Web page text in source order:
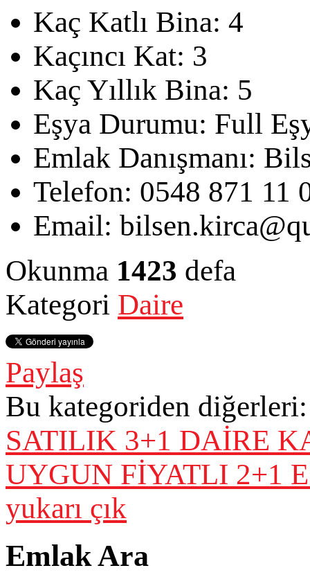
Kaç Katlı Bina: 4
Kaçıncı Kat: 3
Kaç Yıllık Bina: 5
Eşya Durumu: Full
Emlak Danışmanı:
Telefon: 0548 871 11
Email:
Okunma 1423 defa
Kategori Daire
Paylaş
Bu kategoriden diğerleri:
SATILIK 3+1 DAİRE
UYGUN FİYATLI 2+1
yukarı çık
Emlak Ara